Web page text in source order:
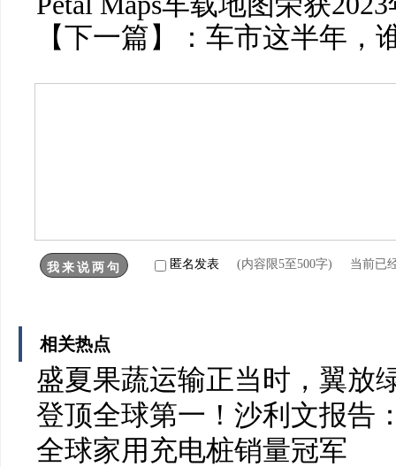
【下一篇】： 车市这半年，
匿名发表 (内容限5至500字) 当前已
相关热点
盛夏果蔬运输正当时，翼放
登顶全球第一！沙利文报告
全球家用充电桩销量冠军